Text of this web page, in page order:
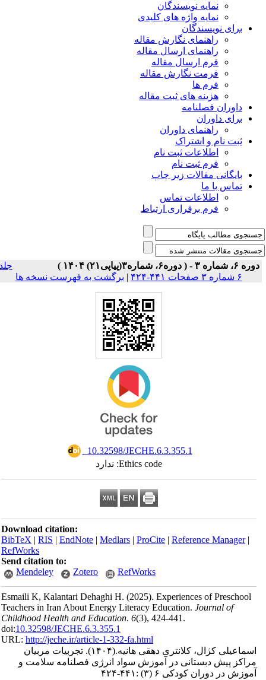
نمایه نویسندگان
نمایه واژه های کلیدی
برای نویسندگان
راهنمای نگارش مقاله
راهنمای ارسال مقاله
فرم ارسال مقاله
فرمت نگارش مقاله
فرم ها
هزینه های ثبت مقاله
داوران فصلنامه
برای داوران
راهنمای داوران
ثبت نام و اشتراک
اطلاعات ثبت نام
فرم ثبت نام
بایگانی مقالات زیر چاپ
تماس با ما
اطلاعات تماس
فرم برقراری ارتباط
دوره ۶، شماره ۳ - ( دوره۶، شماره۳(پیاپی۲۱) ۱۴۰۴ )
جلد
|برگشت به فهرست نسخه ها
‎ 10.32598/JECHE.6.3.355.1
Ethics code: ندارد
Download citation:
BibTeX|RIS|EndNote|Medlars|ProCite|Reference Manager
RefWorks
Send citation to:
Mendeley
Zotero RefWorks
Esmaili K, Kalantari Dehaghi H.(2025).Experiences of Preschool
Teachers in Iran About Energy Literacy Education.Journal of
Childhood Health and Education.6(3), 424-441.
doi:10.32598/JECHE.6.3.355.1
URL:http://jeche.ir/article-1-332-fa.html
اسماعیلی کژال، کلانتری دهقی هانیه.(۱۴۰۴).
تجربیات مربیان
مراکز پیش دبستانی در آموزش سواد انرژی فصلنامه سلامت و
آموزش در دوران کودکی ۶ (۳) :۴۴۱-۴۲۴